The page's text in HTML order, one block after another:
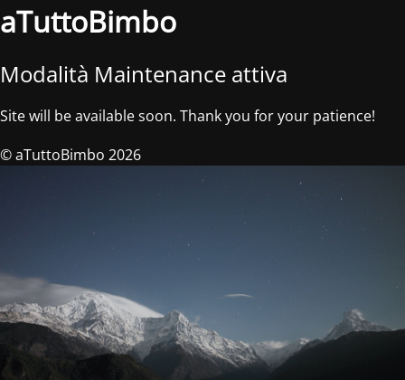
aTuttoBimbo
Modalità Maintenance attiva
Site will be available soon. Thank you for your patience!
© aTuttoBimbo 2026